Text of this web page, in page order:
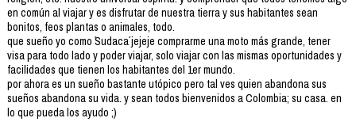
en común al viajar y es disfrutar de nuestra tierra y sus habitantes sean
bonitos, feos plantas o animales, todo.
que sueño yo como ´Sudaca´ jejeje comprarme una moto más grande, tener
visa para todo lado y poder viajar, solo viajar con las mismas oportunidades y
facilidades que tienen los habitantes del 1er mundo.
por ahora es un sueño bastante utópico pero tal ves quien abandona sus
sueños abandona su vida. y sean todos bienvenidos a Colombia; su casa. en
lo que pueda los ayudo ;)